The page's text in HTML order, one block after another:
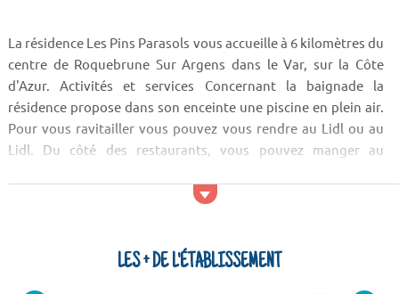
La résidence Les Pins Parasols vous accueille à 6 kilomètres du
centre de Roquebrune Sur Argens dans le Var, sur la Côte
d'Azur. Activités et services Concernant la baignade la
résidence propose dans son enceinte une piscine en plein air.
Pour vous ravitailler vous pouvez vous rendre au Lidl ou au
Lidl. Du côté des restaurants, vous pouvez manger au
LES + DE L'ÉTABLISSEMENT